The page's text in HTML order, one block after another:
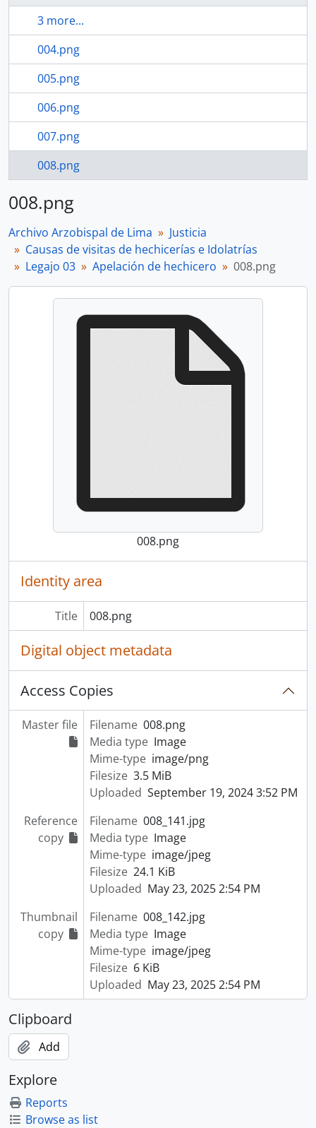
3 more...
004.png
005.png
006.png
007.png
008.png
008.png
Archivo Arzobispal de Lima
Justicia
Causas de visitas de hechicerías e Idolatrías
Legajo 03
Apelación de hechicero 008.png
008.png
Identity area
Title 008.png
Digital object metadata
Access Copies
Master file Filename 008.png
Media type Image
Mime-type image/png
Filesize 3.5 MiB
Uploaded September 19, 2024 3:52 PM
Reference
copy
Filename 008_141.jpg
Media type Image
Mime-type image/jpeg
Filesize 24.1 KiB
Uploaded May 23, 2025 2:54 PM
Thumbnail
copy
Filename 008_142.jpg
Media type Image
Mime-type image/jpeg
Filesize 6 KiB
Uploaded May 23, 2025 2:54 PM
Clipboard
Add
Explore
Reports
Browse as list